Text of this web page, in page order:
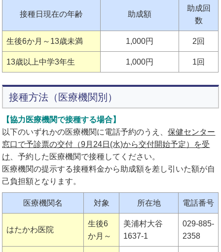
接種日現在の年齢 助成額
助成回
数
生後6か月～13歳未満 1,000円 2回
13歳以上中学3年生 1,000円 1回
接種方法（医療機関別）
【協力医療機関で接種する場合】
以下のいずれかの医療機関に電話予約のうえ、保健センター
窓口で予診票の交付（9月24日(水)から交付開始予定）を受
け 、予約した医療機関で接種してください。
医療機関の提示する接種料金から助成額を差し引いた額が自
己負担額となります。
医療機関名 対象 所在地 電話番号
はたかわ医院
生後6
か月～
美浦村大谷
1637-1
029-885-
2358